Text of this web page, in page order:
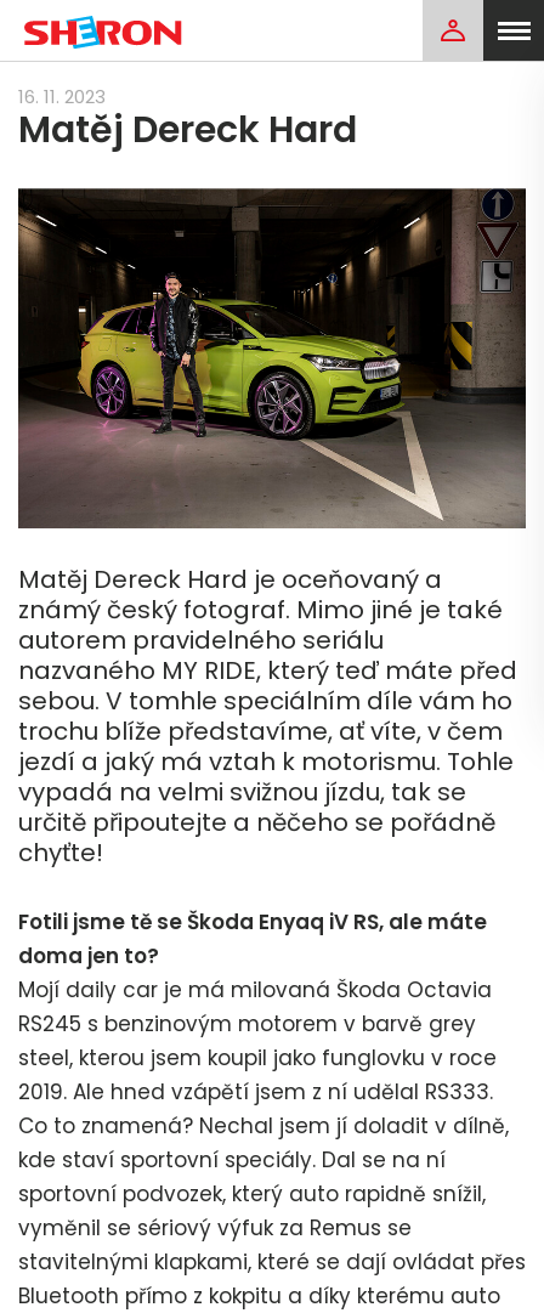
16. 11. 2023
Matěj Dereck Hard
Matěj Dereck Hard je oceňovaný a
známý český fotograf. Mimo jiné je také
autorem pravidelného seriálu
nazvaného MY RIDE, který teď máte před
sebou. V tomhle speciálním díle vám ho
trochu blíže představíme, ať víte, v čem
jezdí a jaký má vztah k motorismu. Tohle
vypadá na velmi svižnou jízdu, tak se
určitě připoutejte a něčeho se pořádně
chyťte!
Fotili jsme tě se Škoda Enyaq iV RS, ale máte
doma jen to?
Mojí daily car je má milovaná Škoda Octavia
RS245 s benzinovým motorem v barvě grey
steel, kterou jsem koupil jako funglovku v roce
2019. Ale hned vzápětí jsem z ní udělal RS333.
Co to znamená? Nechal jsem jí doladit v dílně,
kde staví sportovní speciály. Dal se na ní
sportovní podvozek, který auto rapidně snížil,
vyměnil se sériový výfuk za Remus se
stavitelnými klapkami, které se dají ovládat přes
Bluetooth přímo z kokpitu a díky kterému auto